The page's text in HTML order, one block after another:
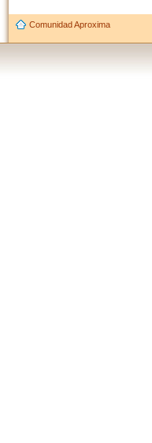
Comunidad Aproxima